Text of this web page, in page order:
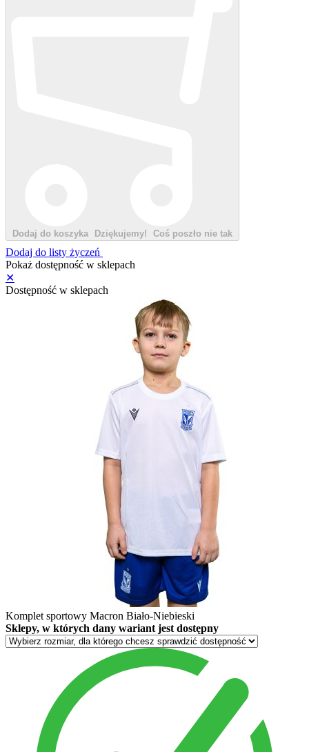
Dodaj do koszyka Dziękujemy! Coś poszło nie tak
Dodaj do listy życzeń
Pokaż dostępność w sklepach
✕
Dostępność w sklepach
Komplet sportowy Macron Biało-Niebieski
Sklepy, w których dany wariant jest dostępny